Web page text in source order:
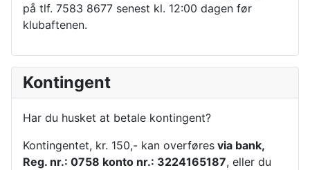
på tlf. 7583 8677 senest kl. 12:00 dagen før
klubaftenen.
Kontingent
Har du husket at betale kontingent?
Kontingentet, kr. 150,- kan overføres via bank,
Reg. nr.: 0758 konto nr.: 3224165187, eller du